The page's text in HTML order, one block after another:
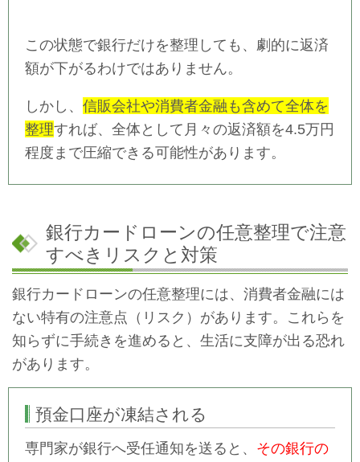
この状態で銀行だけを整理しても、劇的に返済
額が下がるわけではありません。
しかし、 信販会社や消費者金融も含めて全体を
整理すれば、全体として月々の返済額を4.5万円
程度まで圧縮できる可能性があります。
銀行カードローンの任意整理で注意
すべきリスクと対策
銀行カードローンの任意整理には、消費者金融には
ない特有の注意点（リスク）があります。これらを
知らずに手続きを進めると、生活に支障が出る恐れ
があります。
預金口座が凍結される
専門家が銀行へ受任通知を送ると、 その銀行の